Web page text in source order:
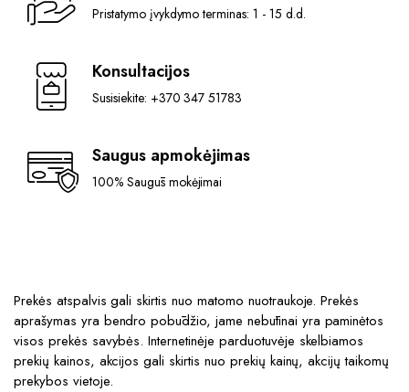
Pristatymo įvykdymo terminas: 1 - 15 d.d.
Konsultacijos
Susisiekite: +370 347 51783
Saugus apmokėjimas
100% Saugūs mokėjimai
Prekės atspalvis gali skirtis nuo matomo nuotraukoje. Prekės
aprašymas yra bendro pobūdžio, jame nebūtinai yra paminėtos
visos prekės savybės. Internetinėje parduotuvėje skelbiamos
prekių kainos, akcijos gali skirtis nuo prekių kainų, akcijų taikomų
prekybos vietoje.